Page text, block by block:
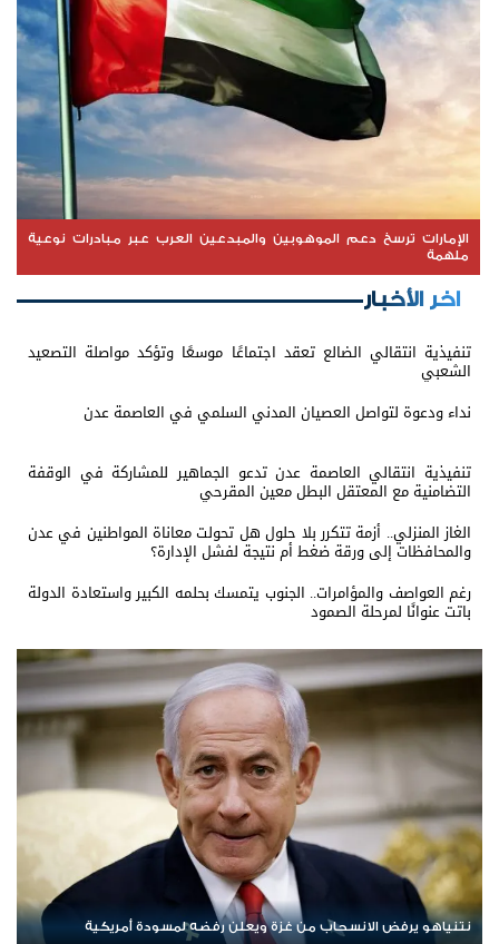
الإمارات ترسخ دعم الموهوبين والمبدعين العرب عبر مبادرات نوعية
ملهمة
اخر الأخبار
تنفيذية انتقالي الضالع تعقد اجتماعًا موسعًا وتؤكد مواصلة التصعيد
الشعبي
نداء ودعوة لتواصل العصيان المدني السلمي في العاصمة عدن
تنفيذية انتقالي العاصمة عدن تدعو الجماهير للمشاركة في الوقفة
التضامنية مع المعتقل البطل معين المقرحي
الغاز المنزلي.. أزمة تتكرر بلا حلول هل تحولت معاناة المواطنين في عدن
والمحافظات إلى ورقة ضغط أم نتيجة لفشل الإدارة؟
رغم العواصف والمؤامرات.. الجنوب يتمسك بحلمه الكبير واستعادة الدولة
باتت عنوانًا لمرحلة الصمود
ردا على «خروقات» حزب الله.. إسرائيل تشن ضربات على جنوب لبنان